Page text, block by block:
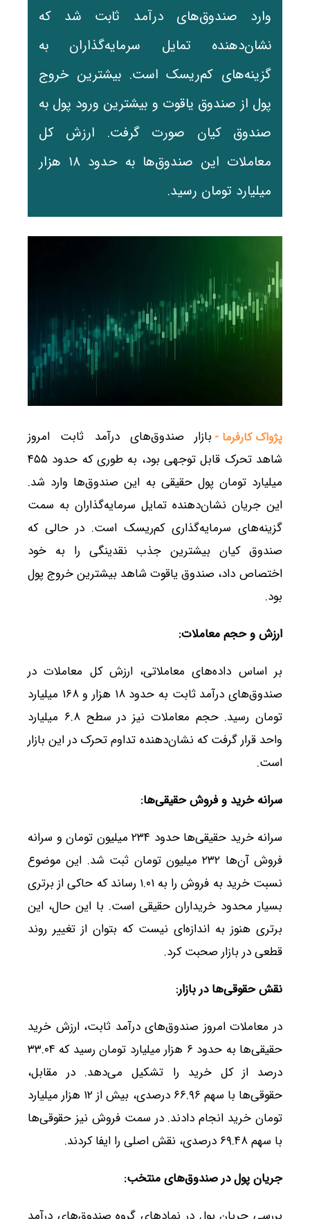
وارد صندوق‌های درآمد ثابت شد که
نشان‌دهنده تمایل سرمایه‌گذاران به
گزینه‌های کم‌ریسک است. بیشترین خروج
پول از صندوق یاقوت و بیشترین ورود پول به
صندوق کیان صورت گرفت. ارزش کل
معاملات این صندوق‌ها به حدود ۱۸ هزار
میلیارد تومان رسید.
پژواک کارفرما - بازار صندوق‌های درآمد ثابت امروز
شاهد تحرک قابل توجهی بود، به طوری که حدود ۴۵۵
میلیارد تومان پول حقیقی به این صندوق‌ها وارد شد.
این جریان نشان‌دهنده تمایل سرمایه‌گذاران به سمت
گزینه‌های سرمایه‌گذاری کم‌ریسک است. در حالی که
صندوق کیان بیشترین جذب نقدینگی را به خود
اختصاص داد، صندوق یاقوت شاهد بیشترین خروج پول
بود.
ارزش و حجم معاملات:
بر اساس داده‌های معاملاتی، ارزش کل معاملات در
صندوق‌های درآمد ثابت به حدود ۱۸ هزار و ۱۶۸ میلیارد
تومان رسید. حجم معاملات نیز در سطح ۶.۸ میلیارد
واحد قرار گرفت که نشان‌دهنده تداوم تحرک در این بازار
است.
سرانه خرید و فروش حقیقی‌ها:
سرانه خرید حقیقی‌ها حدود ۲۳۴ میلیون تومان و سرانه
فروش آن‌ها ۲۳۲ میلیون تومان ثبت شد. این موضوع
نسبت خرید به فروش را به ۱.۰۱ رساند که حاکی از برتری
بسیار محدود خریداران حقیقی است. با این حال، این
برتری هنوز به اندازه‌ای نیست که بتوان از تغییر روند
قطعی در بازار صحبت کرد.
نقش حقوقی‌ها در بازار:
در معاملات امروز صندوق‌های درآمد ثابت، ارزش خرید
حقیقی‌ها به حدود ۶ هزار میلیارد تومان رسید که ۳۳.۰۴
درصد از کل خرید را تشکیل می‌دهد. در مقابل،
حقوقی‌ها با سهم ۶۶.۹۶ درصدی، بیش از ۱۲ هزار میلیارد
تومان خرید انجام دادند. در سمت فروش نیز حقوقی‌ها
با سهم ۶۹.۴۸ درصدی، نقش اصلی را ایفا کردند.
جریان پول در صندوق‌های منتخب: